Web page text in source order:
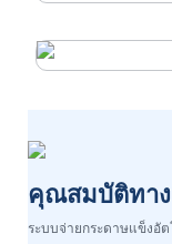
คุณสมบัติทาง
ระบบจ่ายกระดาษแข็งอั